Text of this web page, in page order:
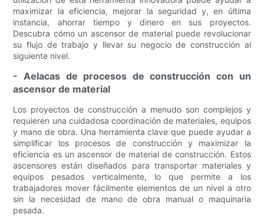
maximizar la eficiencia, mejorar la seguridad y, en última
instancia, ahorrar tiempo y dinero en sus proyectos.
Descubra cómo un ascensor de material puede revolucionar
su flujo de trabajo y llevar su negocio de construcción al
siguiente nivel.
- Aelacas de procesos de construcción con un
ascensor de material
Los proyectos de construcción a menudo son complejos y
requieren una cuidadosa coordinación de materiales, equipos
y mano de obra. Una herramienta clave que puede ayudar a
simplificar los procesos de construcción y maximizar la
eficiencia es un ascensor de material de construcción. Estos
ascensores están diseñados para transportar materiales y
equipos pesados ​​verticalmente, lo que permite a los
trabajadores mover fácilmente elementos de un nivel a otro
sin la necesidad de mano de obra manual o maquinaria
pesada.